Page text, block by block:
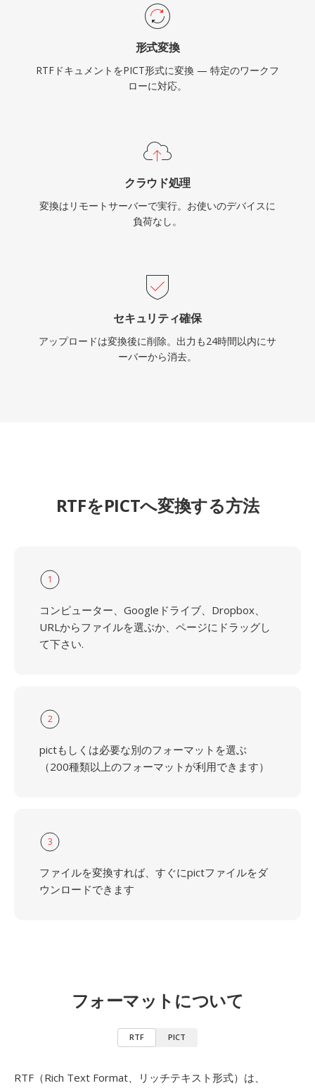
形式変換
RTFドキュメントをPICT形式に変換 — 特定のワークフ
ローに対応。
クラウド処理
変換はリモートサーバーで実行。お使いのデバイスに
負荷なし。
セキュリティ確保
アップロードは変換後に削除。出力も24時間以内にサ
ーバーから消去。
RTFをPICTへ変換する方法
1
コンピューター、Googleドライブ、Dropbox、
URLからファイルを選ぶか、ページにドラッグし
て下さい.
2
pictもしくは必要な別のフォーマットを選ぶ
（200種類以上のフォーマットが利用できます）
3
ファイルを変換すれば、すぐにpictファイルをダ
ウンロードできます
フォーマットについて
RTF PICT
RTF（Rich Text Format、リッチテキスト形式）は、